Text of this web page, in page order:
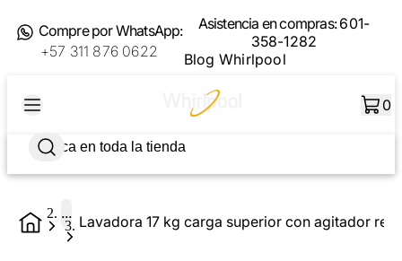
Compre por WhatsApp:
+57 311 876 0622
Asistencia en compras:601-
358-1282
Blog Whirlpool
0
...